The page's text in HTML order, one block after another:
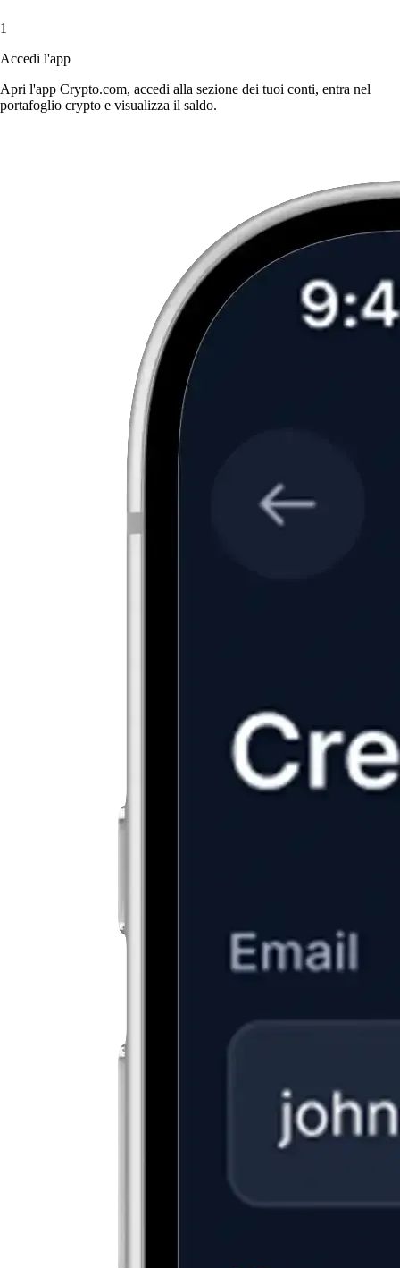
1
Accedi l'app
Apri l'app Crypto.com, accedi alla sezione dei tuoi conti, entra nel
portafoglio crypto e visualizza il saldo.